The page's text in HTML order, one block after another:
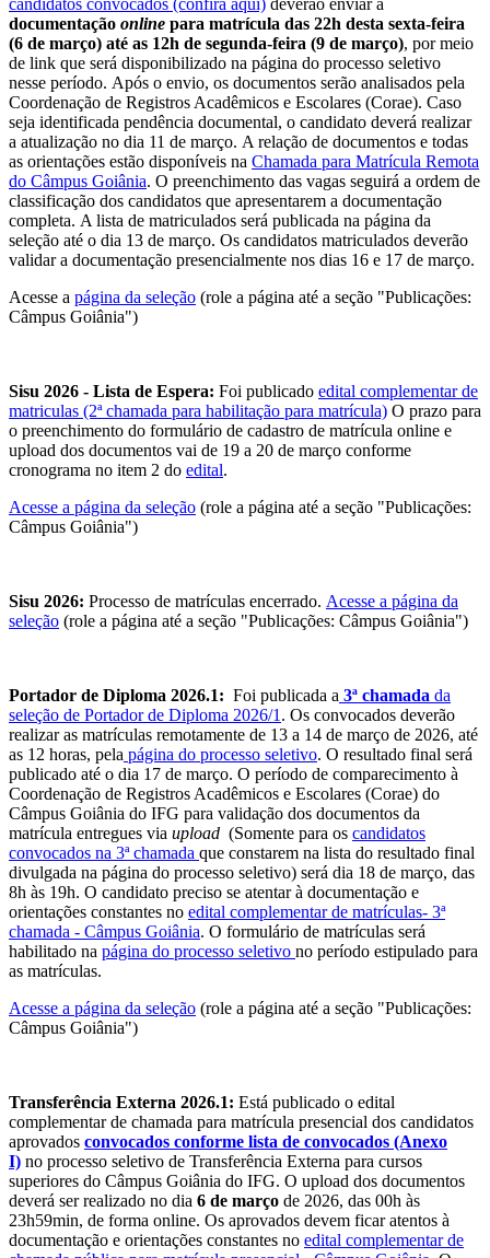
candidatos convocados (confira aqui) deverão enviar a
documentação online para matrícula das 22h desta sexta-feira
(6 de março) até as 12h de segunda-feira (9 de março), por meio
de link que será disponibilizado na página do processo seletivo
nesse período. Após o envio, os documentos serão analisados pela
Coordenação de Registros Acadêmicos e Escolares (Corae). Caso
seja identificada pendência documental, o candidato deverá realizar
a atualização no dia 11 de março. A relação de documentos e todas
as orientações estão disponíveis na Chamada para Matrícula Remota
do Câmpus Goiânia. O preenchimento das vagas seguirá a ordem de
classificação dos candidatos que apresentarem a documentação
completa. A lista de matriculados será publicada na página da
seleção até o dia 13 de março. Os candidatos matriculados deverão
validar a documentação presencialmente nos dias 16 e 17 de março.
Acesse a página da seleção (role a página até a seção "Publicações:
Câmpus Goiânia")
Sisu 2026 - Lista de Espera: Foi publicado edital complementar de
matriculas (2ª chamada para habilitação para matrícula) O prazo para
o preenchimento do formulário de cadastro de matrícula online e
upload dos documentos vai de 19 a 20 de março conforme
cronograma no item 2 do edital.
Acesse a página da seleção (role a página até a seção "Publicações:
Câmpus Goiânia")
Sisu 2026: Processo de matrículas encerrado. Acesse a página da
seleção (role a página até a seção "Publicações: Câmpus Goiânia")
Portador de Diploma 2026.1: Foi publicada a 3ª chamada da
seleção de Portador de Diploma 2026/1. Os convocados deverão
realizar as matrículas remotamente de 13 a 14 de março de 2026, até
as 12 horas, pela página do processo seletivo. O resultado final será
publicado até o dia 17 de março. O período de comparecimento à
Coordenação de Registros Acadêmicos e Escolares (Corae) do
Câmpus Goiânia do IFG para validação dos documentos da
matrícula entregues via upload (Somente para os candidatos
convocados na 3ª chamada que constarem na lista do resultado final
divulgada na página do processo seletivo) será dia 18 de março, das
8h às 19h. O candidato preciso se atentar à documentação e
orientações constantes no edital complementar de matrículas- 3ª
chamada - Câmpus Goiânia. O formulário de matrículas será
habilitado na página do processo seletivo no período estipulado para
as matrículas.
Acesse a página da seleção (role a página até a seção "Publicações:
Câmpus Goiânia")
Transferência Externa 2026.1: Está publicado o edital
complementar de chamada para matrícula presencial dos candidatos
aprovados convocados conforme lista de convocados (Anexo
I) no processo seletivo de Transferência Externa para cursos
superiores do Câmpus Goiânia do IFG. O upload dos documentos
deverá ser realizado no dia 6 de março de 2026, das 00h às
23h59min, de forma online. Os aprovados devem ficar atentos à
documentação e orientações constantes no edital complementar de